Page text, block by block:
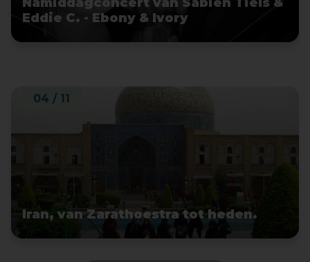
Eddie C. - Ebony & Ivory
Iran, van Zarathoestra tot heden.
04 / 11